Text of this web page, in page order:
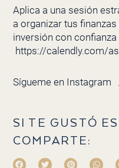
Aplica a una sesión
a organizar tus
inversión con confianza
https://calendly.com/
Sígueme en Instagram
SI TE GUSTÓ
COMPARTE: